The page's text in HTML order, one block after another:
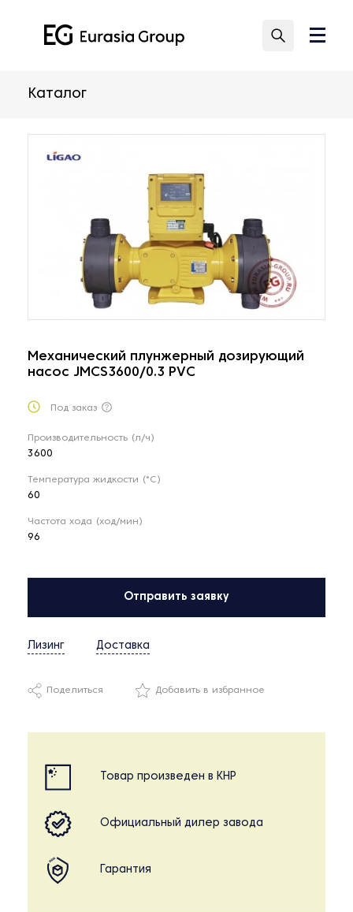
Каталог
Механический плунжерный дозирующий
насос JMCS3600/0.3 PVC
Под заказ
Производительность (л/ч)
3600
Температура жидкости (°C)
60
Частота хода (ход/мин)
96
Отправить заявку
Лизинг Доставка
Поделиться Добавить в избранное
Товар произведен в КНР
Официальный дилер завода
Гарантия